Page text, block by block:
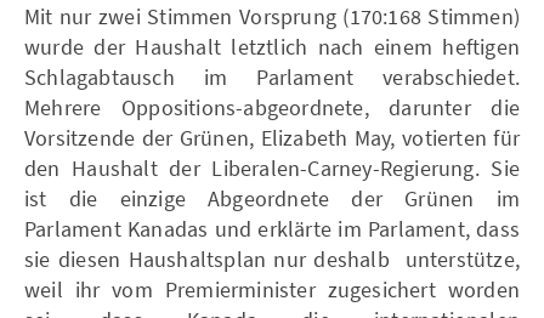
Mit nur zwei Stimmen Vorsprung (170:168 Stimmen)
wurde der Haushalt letztlich nach einem heftigen
Schlagabtausch im Parlament verabschiedet.
Mehrere Oppositions-abgeordnete, darunter die
Vorsitzende der Grünen, Elizabeth May, votierten für
den Haushalt der Liberalen-Carney-Regierung. Sie
ist die einzige Abgeordnete der Grünen im
Parlament Kanadas und erklärte im Parlament, dass
sie diesen Haushaltsplan nur deshalb unterstütze,
weil ihr vom Premierminister zugesichert worden